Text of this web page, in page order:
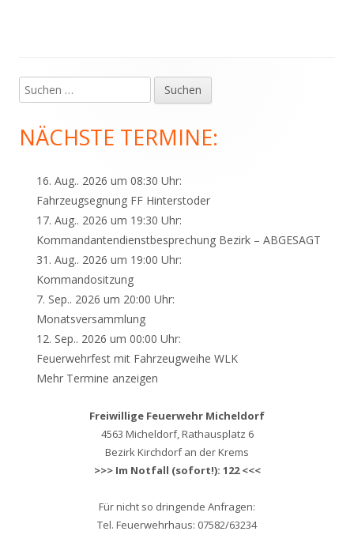
Haupt-
Seitenleiste
Suchen
nach:
NÄCHSTE TERMINE:
16. Aug.. 2026 um 08:30 Uhr:
Fahrzeugsegnung FF Hinterstoder
17. Aug.. 2026 um 19:30 Uhr:
Kommandantendienstbesprechung Bezirk – ABGESAGT
31. Aug.. 2026 um 19:00 Uhr:
Kommandositzung
7. Sep.. 2026 um 20:00 Uhr:
Monatsversammlung
12. Sep.. 2026 um 00:00 Uhr:
Feuerwehrfest mit Fahrzeugweihe WLK
Mehr Termine anzeigen
Freiwillige Feuerwehr Micheldorf
4563 Micheldorf, Rathausplatz 6
Bezirk Kirchdorf an der Krems
>>> Im Notfall (sofort!): 122 <<<
Für nicht so dringende Anfragen:
Tel. Feuerwehrhaus: 07582/63234